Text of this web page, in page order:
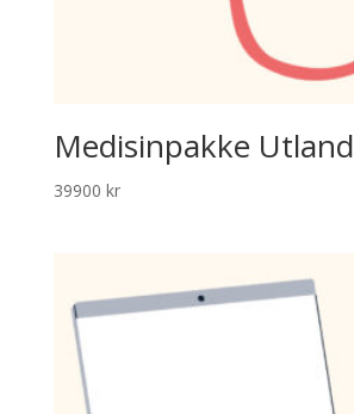
Medisinpakke Utland
39900 kr